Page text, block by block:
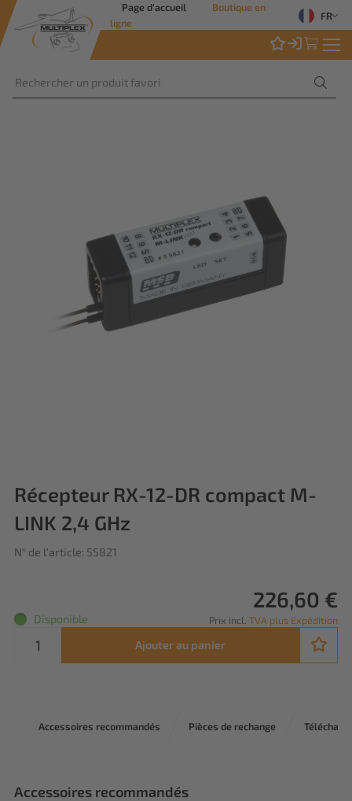
Page d'accueil
Boutique en
ligne
FR
Récepteur RX-12-DR compact M-
LINK 2,4 GHz
N° de l'article: 55821
226,60 €
Prix incl. TVA plus Expédition
Disponible
Ajouter au panier
Accessoires recommandés Pièces de rechange
Accessoires recommandés